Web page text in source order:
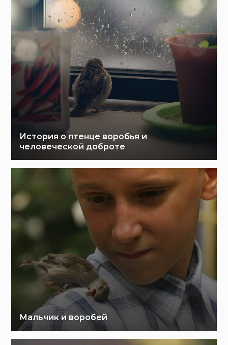
История о птенце воробья и
человеческой доброте
Мальчик и воробей